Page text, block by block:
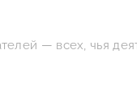
— всех, чья